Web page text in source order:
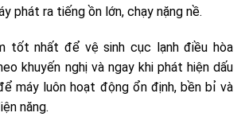
phát ra tiếng ồn lớn, chạy nặng nề.
tốt nhất để vệ sinh cục lạnh điều hòa
khuyến nghị và ngay khi phát hiện dấu
máy luôn hoạt động ổn định, bền bỉ và
năng.